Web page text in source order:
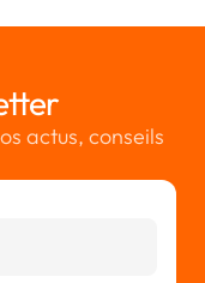
actus, conseils